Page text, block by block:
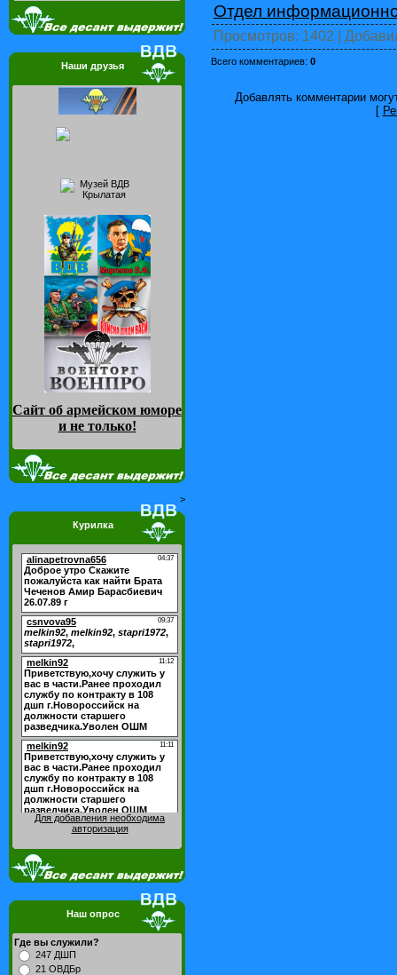
Наши друзья
Сайт об армейском юморе
и не только!
>
Курилка
Для добавления необходима
авторизация
Наш опрос
Где вы служили?
247 ДШП
21 ОВДБр
Отдел
Просмотров: 1402 |
Всего комментариев: 0
Добавлять комментарии
[